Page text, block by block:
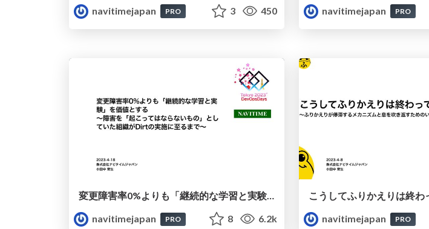
navitimejapan
PRO 3 450
navitimejapan
PRO
変更障害率0%よりも「継続的な学習と実験」を価値とする 〜障害を「起こってはならないもの」としていた組織がDirtの実施に至るまで〜 / DevOps Transformation in NAVITIME JAPAN
navitimejapan
PRO 8 6.2k
navitimejapan
PRO